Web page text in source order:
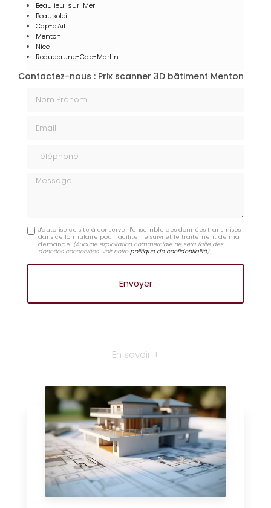
Beaulieu-sur-Mer
Beausoleil
Cap-d'Ail
Menton
Nice
Roquebrune-Cap-Martin
Contactez-nous : Prix scanner 3D bâtiment Menton
Message
J'autorise ce site à conserver l'ensemble des données transmises
dans ce formulaire pour faciliter le suivi et le traitement de ma
demande. (Aucune exploitation commerciale ne sera faite des
données concervées. Voir notrepolitique de confidentialité)
En savoir +